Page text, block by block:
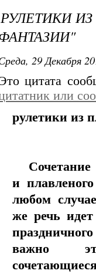
РУЛЕТИКИ
29 Декабря
цитата
или
рулетики из
Сочетание
и
любом
же речь
важно